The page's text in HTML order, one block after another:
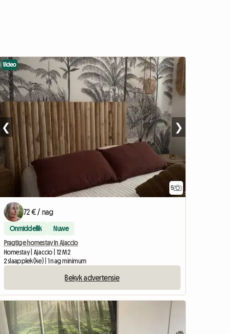
5
Video
❮ ❯
72 € / nag
Onmiddellik Nuwe
Pragtige homestay in Ajaccio
Homestay | Ajaccio | 12 M2
2 slaapplek(ke) | 1 nag minimum
Bekyk advertensie